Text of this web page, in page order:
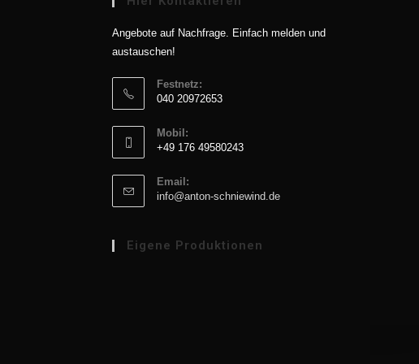
Angebote auf Nachfrage. Einfach melden und
austauschen!
Festnetz:
‭040 20972653‬
Mobil:
+49 176 49580243‬
Email:
info@anton-schniewind.deOpens
Eigene Produktionen